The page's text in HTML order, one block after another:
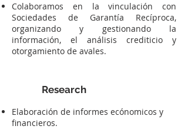
Colaboramos en la vinculación con
Sociedades de Garantía Recíproca,
organizando y gestionando la
información, el análisis crediticio y
otorgamiento de avales.
Research
Elaboración de informes ecónomicos y
financieros.